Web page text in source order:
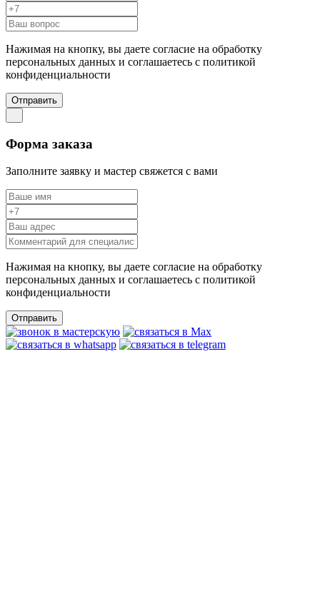
Нажимая на кнопку, вы даете согласие на обработку
персональных данных и соглашаетесь c политикой
конфиденциальности
Отправить
Форма заказа
Заполните заявку и мастер свяжется с вами
Нажимая на кнопку, вы даете согласие на обработку
персональных данных и соглашаетесь c политикой
конфиденциальности
Отправить